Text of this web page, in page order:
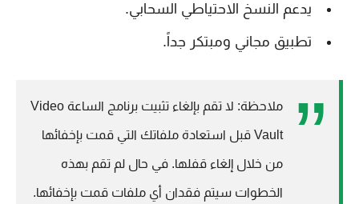
يدعم النسخ الاحتياطي السحابي.
تطبيق مجاني ومبتكر جداً.
ملاحظة: لا تقم بإلغاء تثبيت برنامج الساعة Video
Vault قبل استعادة ملفاتك التي قمت بإخفائها
من خلال إلغاء قفلها. في حال لم تقم بهذه
الخطوات سيتم فقدان أي ملفات قمت بإخفائها.